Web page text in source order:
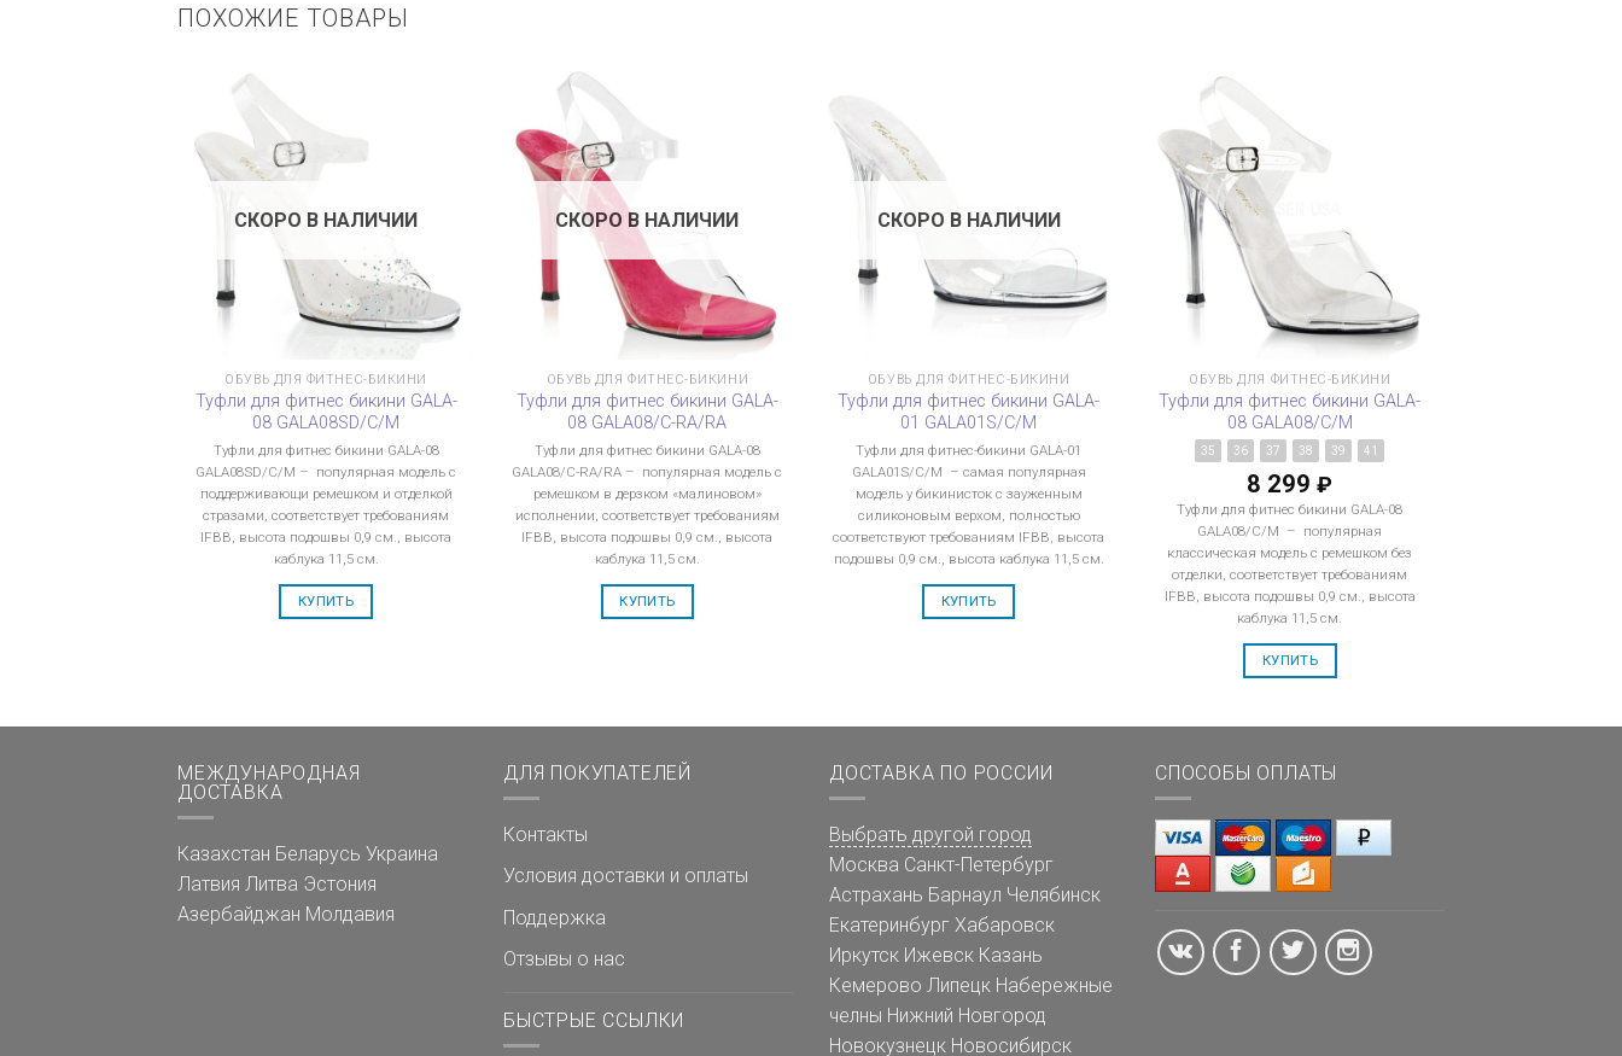
ПОХОЖИЕ ТОВАРЫ
СКОРО В НАЛИЧИИ
ОБУВЬ ДЛЯ ФИТНЕС-БИКИНИ
Туфли для фитнес бикини GALA-
08 GALA08SD/C/M
Туфли для фитнес бикини GALA-08
GALA08SD/C/M – популярная модель с
поддерживающи ремешком и отделкой
стразами, соответствует требованиям
IFBB, высота подошвы 0,9 см., высота
каблука 11,5 см.
КУПИТЬ
СКОРО В НАЛИЧИИ
ОБУВЬ ДЛЯ ФИТНЕС-БИКИНИ
Туфли для фитнес бикини GALA-
08 GALA08/C-RA/RA
Туфли для фитнес бикини GALA-08
GALA08/C-RA/RA – популярная модель с
ремешком в дерзком «малиновом»
исполнении, соответствует требованиям
IFBB, высота подошвы 0,9 см., высота
каблука 11,5 см.
КУПИТЬ
СКОРО В НАЛИЧИИ
ОБУВЬ ДЛЯ ФИТНЕС-БИКИНИ
Туфли для фитнес бикини GALA-
01 GALA01S/C/M
Туфли для фитнес-бикини GALA-01
GALA01S/C/M – самая популярная
модель у бикинисток с зауженным
силиконовым верхом, полностью
соответствуют требованиям IFBB, высота
подошвы 0,9 см., высота каблука 11,5 см.
КУПИТЬ
ОБУВЬ ДЛЯ ФИТНЕС-БИКИНИ
Туфли для фитнес бикини GALA-
08 GALA08/C/M
35 36 37 38 39 41
8 299₽
Туфли для фитнес бикини GALA-08
GALA08/C/M – популярная
классическая модель с ремешком без
отделки, соответствует требованиям
IFBB, высота подошвы 0,9 см., высота
каблука 11,5 см.
КУПИТЬ
МЕЖДУНАРОДНАЯ
ДОСТАВКА
Казахстан Беларусь Украина
Латвия Литва Эстония
Азербайджан Молдавия
ДЛЯ ПОКУПАТЕЛЕЙ
Контакты
Условия доставки и оплаты
Поддержка
Отзывы о нас
БЫСТРЫЕ ССЫЛКИ
ДОСТАВКА ПО РОССИИ
Выбрать другой город
Москва Санкт-Петербург
Астрахань Барнаул Челябинск
Екатеринбург Хабаровск
Иркутск Ижевск Казань
Кемерово Липецк Набережные
челны Нижний Новгород
Новокузнецк Новосибирск
СПОСОБЫ ОПЛАТЫ